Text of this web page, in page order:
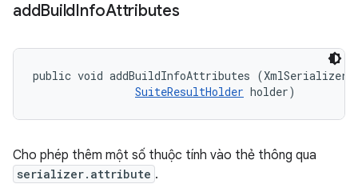
addBuildInfoAttributes
public void addBuildInfoAttributes
SuiteResultHolder holder)
Cho phép thêm một số thuộc tính vào thẻ thông qua
serializer.attribute .